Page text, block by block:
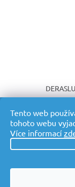
Tento web
tohoto webu
Více informací
Copyright 2026